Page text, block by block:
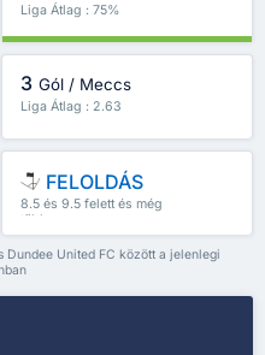
Liga Átlag : 75%
3 Gól / Meccs
Liga Átlag : 2.63
FELOLDÁS
8.5 és 9.5 felett és még
több
United FC között a jelenlegi